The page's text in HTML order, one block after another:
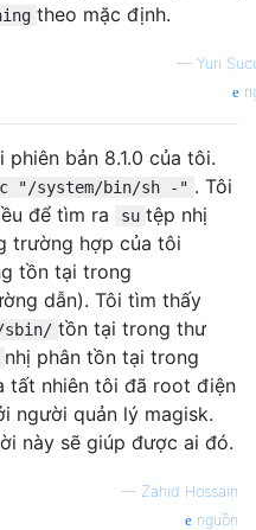
theo mặc định.
— Yuri
bản 8.1.0 của tôi.
"/system/bin/sh -" . Tôi
để tìm ra
su tệp nhị
trường hợp của tôi
tồn tại trong
dẫn). Tôi tìm thấy
sbin/ tồn tại trong thư
nhị phân tồn tại trong
tất nhiên tôi đã root điện
người quản lý magisk.
này sẽ giúp được ai đó.
— Zahid Hossain
nguồn